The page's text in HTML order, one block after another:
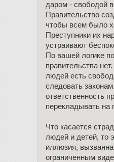
даром - свободой
Правительство
чтобы всем было
Преступники их
устраивают
По вашей логике
правительства
людей есть
следовать
ответственность
перекладывать на
Что касается
людей и детей, то
иллюзия,
ограниченным